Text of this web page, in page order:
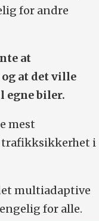
for andre
at
at det ville
egne biler.
mest
i
multiadaptive
for alle.